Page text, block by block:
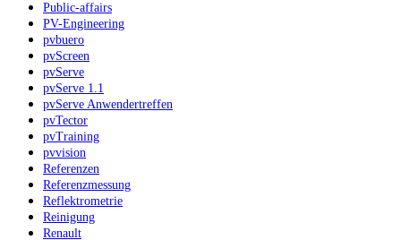
Public-affairs
PV-Engineering
pvbuero
pvScreen
pvServe
pvServe 1.1
pvServe Anwendertreffen
pvTector
pvTraining
pvvision
Referenzen
Referenzmessung
Reflektrometrie
Reinigung
Renault